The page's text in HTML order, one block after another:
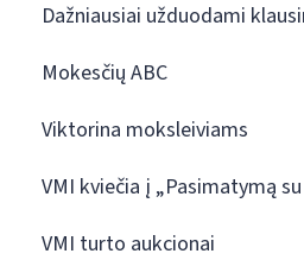
Dažniausiai užduodami
Mokesčių ABC
Viktorina moksleiviams
VMI kviečia į „Pasimatymą
VMI turto aukcionai